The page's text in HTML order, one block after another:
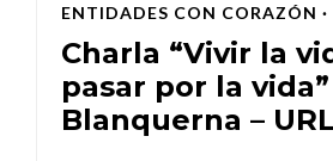
ENTIDADES CON CORAZÓN
Charla “Vivir la
pasar por la
Blanquerna –